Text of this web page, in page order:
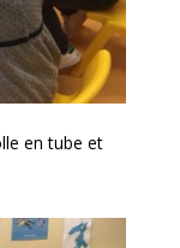
en tube et